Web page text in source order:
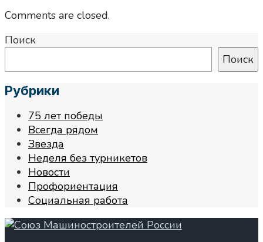
Comments are closed.
Поиск
Поиск
Рубрики
75 лет победы
Всегда рядом
Звезда
Неделя без турникетов
Новости
Профориентация
Социальная работа